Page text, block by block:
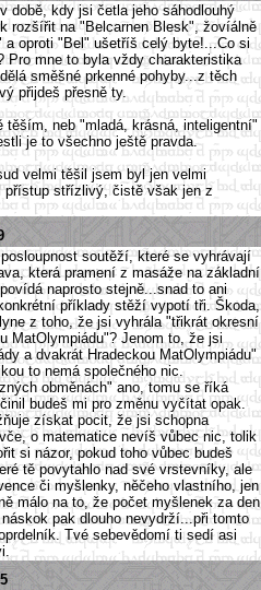
době, kdy jsi četla jeho sáhodlouhý
rozšířit na "Belcarnen Blesk", žovíálně
oproti "Bel" ušetříš celý byte!...Co si
Pro mne to byla vždy charakteristika
směšné prkenné pohyby...z těch
přijdeš přesně ty.
těším, neb "mladá, krásná, inteligentní"
je to všechno ještě pravda.
velmi těšil jsem byl jen velmi
přístup střízlivý, čistě však jen z
soutěží, které se vyhrávají
která pramení z masáže na základní
naprosto stejně...snad to ani
příklady stěží vypotí tři. Škoda,
z toho, že jsi vyhrála "třikrát okresní
MatOlympiádu"? Jenom to, že jsi
a dvakrát Hradeckou MatOlympiádu"
to nemá společného nic.
obměnách" ano, tomu se říká
budeš mi pro změnu vyčítat opak.
získat pocit, že jsi schopna
o matematice nevíš vůbec nic, tolik
si názor, pokud toho vůbec budeš
tě povytahlo nad své vrstevníky, ale
či myšlenky, něčeho vlastního, jen
málo na to, že počet myšlenek za den
pak dlouho nevydrží...při tomto
Tvé sebevědomí ti sedí asi